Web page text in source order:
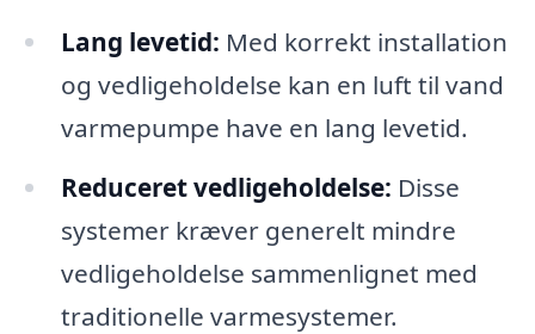
Lang levetid: Med korrekt installation
og vedligeholdelse kan en luft til vand
varmepumpe have en lang levetid.
Reduceret vedligeholdelse: Disse
systemer kræver generelt mindre
vedligeholdelse sammenlignet med
traditionelle varmesystemer.